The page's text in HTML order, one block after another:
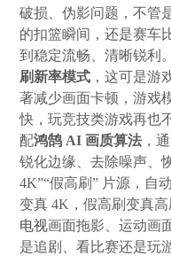
破损、伪影问题，不管
的扣篮瞬间，还是赛车
到稳定流畅、清晰锐利
刷新率模式 ，这可是游
著减少画面卡顿，游戏
快，玩竞技类游戏再也
配鸿鹄 AI 画质算法 ，
锐化边缘、去除噪声、
4K”“假高刷” 片源，自
变真 4K，假高刷变真
电视画面拖影、运动画
是追剧、看比赛还是玩